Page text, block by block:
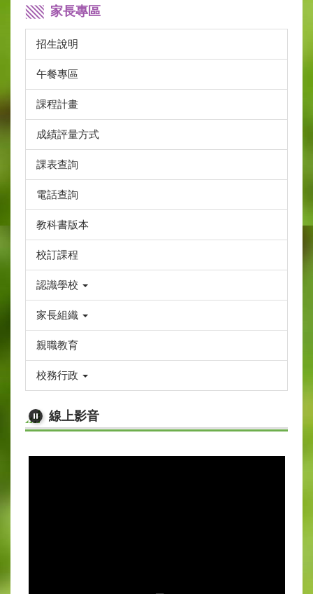
家長專區
招生說明
午餐專區
課程計畫
成績評量方式
課表查詢
電話查詢
教科書版本
校訂課程
認識學校
家長組織
親職教育
校務行政
線上影音